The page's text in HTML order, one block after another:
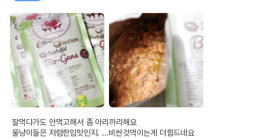
잘먹다가도 안먹고해서 좀 아리까리해요
울냥이들은 저렴한입맛인지. ...비싼것먹이는게 더힘드네요